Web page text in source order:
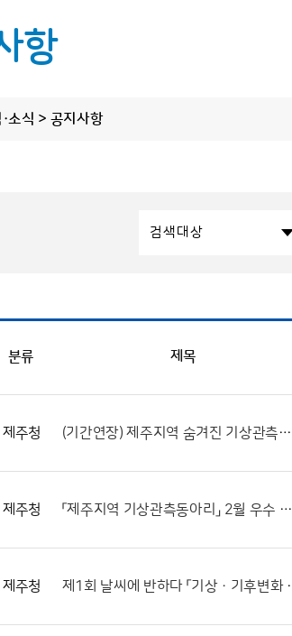
정보 공개
보도자료
항
소식 > 공지사항
검색대상
분류 제목
제주청 (기간연장) 제주지역 숨겨진 기상관측장비(AWS)를 찾아라!
제주청 「제주지역 기상관측동아리」 2월 우수 제보 내용 선정 결과 알림
제주청 제1회 날씨에